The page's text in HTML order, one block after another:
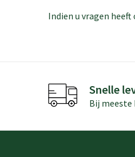
Indien u vragen
Snelle
Bij